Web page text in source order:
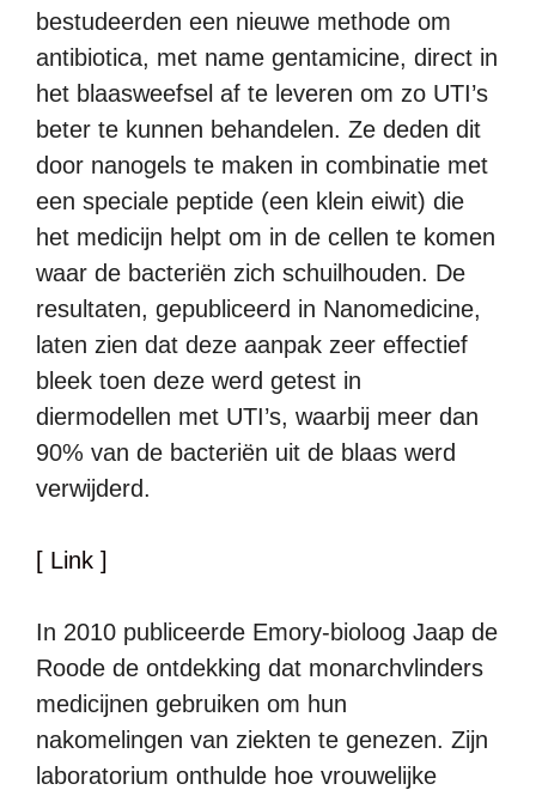
bestudeerden een nieuwe methode om
antibiotica, met name gentamicine, direct in
het blaasweefsel af te leveren om zo UTI’s
beter te kunnen behandelen. Ze deden dit
door nanogels te maken in combinatie met
een speciale peptide (een klein eiwit) die
het medicijn helpt om in de cellen te komen
waar de bacteriën zich schuilhouden. De
resultaten, gepubliceerd in Nanomedicine,
laten zien dat deze aanpak zeer effectief
bleek toen deze werd getest in
diermodellen met UTI’s, waarbij meer dan
90% van de bacteriën uit de blaas werd
verwijderd.
[ Link ]
In 2010 publiceerde Emory-bioloog Jaap de
Roode de ontdekking dat monarchvlinders
medicijnen gebruiken om hun
nakomelingen van ziekten te genezen. Zijn
laboratorium onthulde hoe vrouwelijke